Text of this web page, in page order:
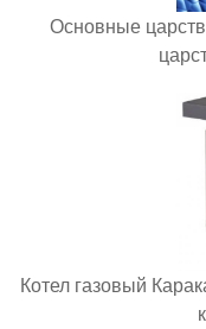
Основные
Котел газовый